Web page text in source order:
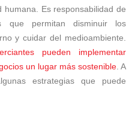
Es responsabilidad de
que permitan disminuir los
y cuidar del medioambiente.
pueden implementar
un lugar más sostenible. A
estrategias que puede